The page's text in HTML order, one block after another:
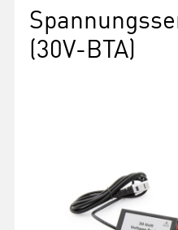
(30V-BTA)